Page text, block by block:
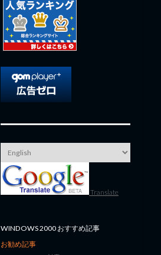
Translate
WINDOWS 2000 おすすめ記事
お勧め記事